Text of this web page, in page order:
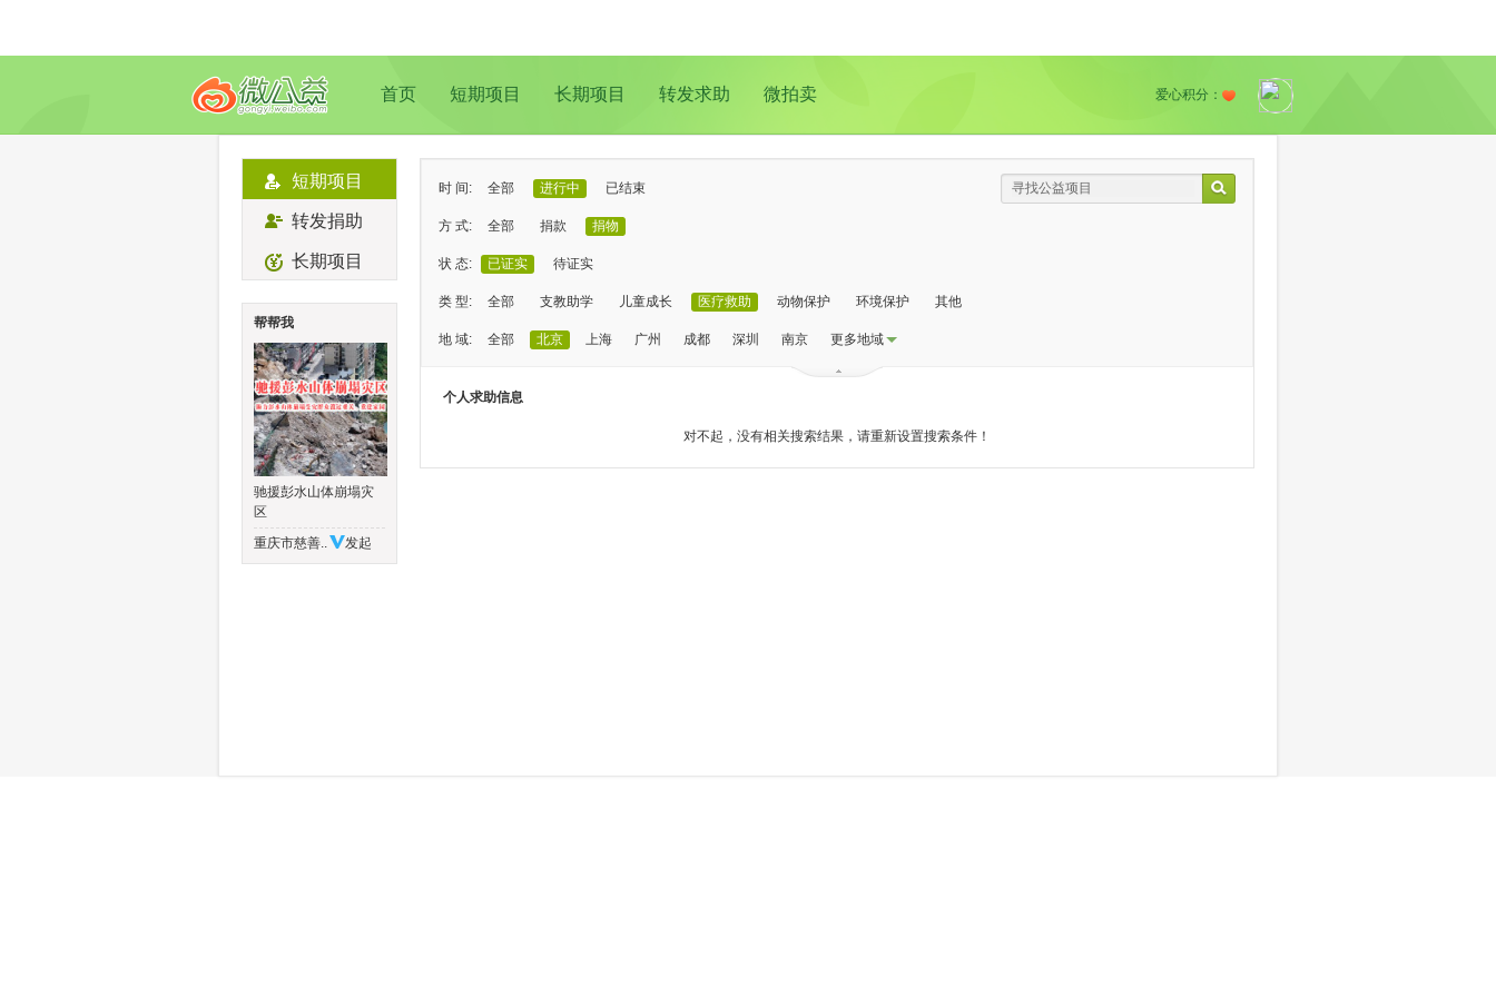
首页 短期项目 长期项目 转发求助 微拍卖 爱心积分：
短期项目
转发捐助
长期项目
帮帮我
驰援彭水山体崩塌灾
区
重庆市慈善..
发起
时 间: 全部 进行中 已结束
方 式: 全部 捐款 捐物
状 态: 已证实 待证实
类 型: 全部 支教助学 儿童成长 医疗救助 动物保护 环境保护 其他
地 域: 全部 北京 上海 广州 成都 深圳 南京 更多地域
个人求助信息
对不起，没有相关搜索结果，请重新设置搜索条件！